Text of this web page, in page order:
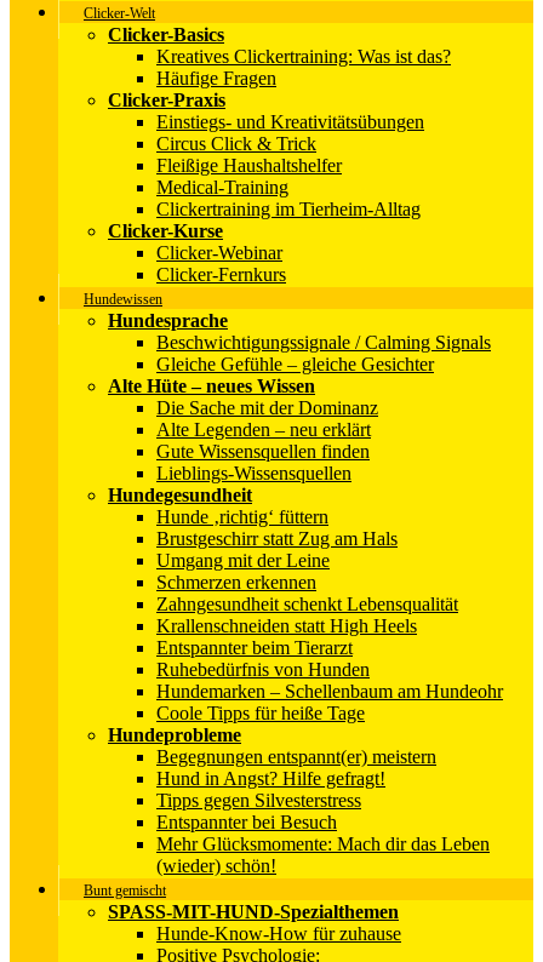
Clicker-Welt
Clicker-Basics
Kreatives Clickertraining: Was ist das?
Häufige Fragen
Clicker-Praxis
Einstiegs- und Kreativitätsübungen
Circus Click & Trick
Fleißige Haushaltshelfer
Medical-Training
Clickertraining im Tierheim-Alltag
Clicker-Kurse
Clicker-Webinar
Clicker-Fernkurs
Hundewissen
Hundesprache
Beschwichtigungssignale / Calming Signals
Gleiche Gefühle – gleiche Gesichter
Alte Hüte – neues Wissen
Die Sache mit der Dominanz
Alte Legenden – neu erklärt
Gute Wissensquellen finden
Lieblings-Wissensquellen
Hundegesundheit
Hunde ‚richtig‘ füttern
Brustgeschirr statt Zug am Hals
Umgang mit der Leine
Schmerzen erkennen
Zahngesundheit schenkt Lebensqualität
Krallenschneiden statt High Heels
Entspannter beim Tierarzt
Ruhebedürfnis von Hunden
Hundemarken – Schellenbaum am Hundeohr
Coole Tipps für heiße Tage
Hundeprobleme
Begegnungen entspannt(er) meistern
Hund in Angst? Hilfe gefragt!
Tipps gegen Silvesterstress
Entspannter bei Besuch
Mehr Glücksmomente: Mach dir das Leben
(wieder) schön!
Bunt gemischt
SPASS-MIT-HUND-Spezialthemen
Hunde-Know-How für zuhause
Positive Psychologie: